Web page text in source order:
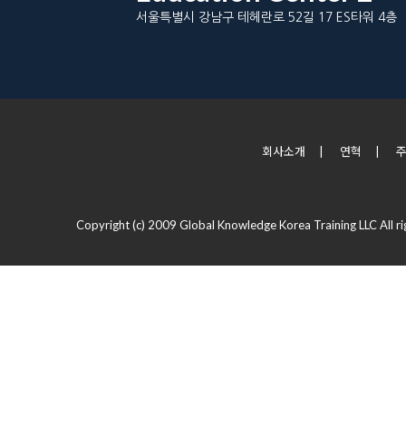
서울특별시 강남구 테헤란로 52길 17 ES타워 4층
회사소개 연혁
Copyright (c) 2009 Global Knowledge Korea Training LLC All